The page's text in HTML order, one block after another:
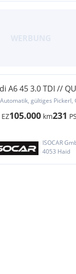
A6 45 3.0 TDI //
gültiges
EZ105.000 km231
ISOCAR
4053 Haid